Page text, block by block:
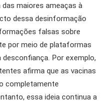
maiores ameaças à
dessa desinformação
falsas sobre
por meio de plataformas
Por exemplo,
afirma que as vacinas
completamente
essa ideia continua a